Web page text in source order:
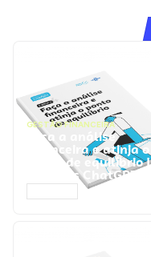
GESTÃO FINANCEIRA
Faça a análise
financeira e atinja o
ponto de equilíbrio |
Prompts ChatGPT